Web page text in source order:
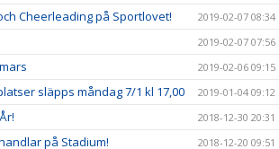
Cheerleading på Sportlovet! 2019-02-07 08:34
2019-02-07 07:56
2019-02-06 09:15
släpps måndag 7/1 kl 17,00 2019-01-04 09:12
2018-12-30 20:31
på Stadium! 2018-12-20 09:51